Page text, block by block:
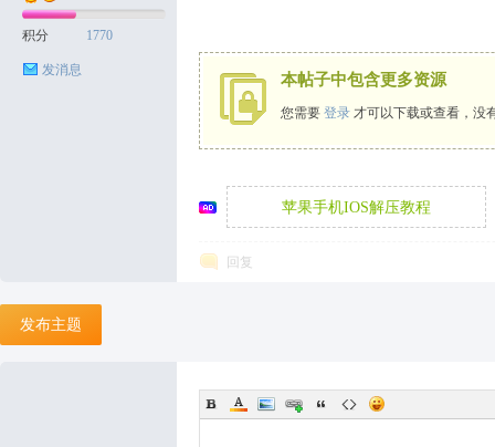
积分 1770
发消息
本帖子中包含更多资源
您需要 登录 才可以下载或查看，没
苹果手机IOS解压教程
回复
发布主题